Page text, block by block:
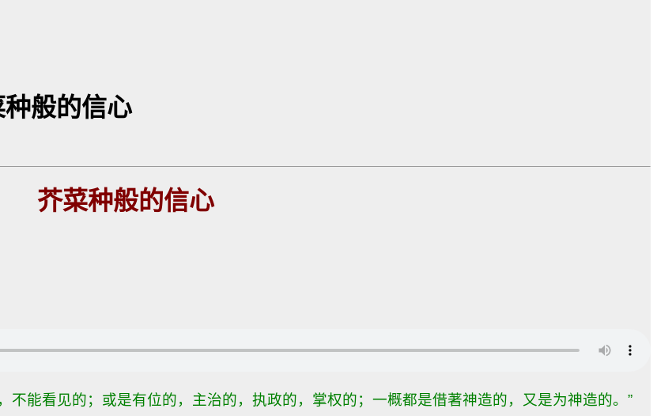
般的信心
芥菜种般的信心
能看见的；或是有位的，主治的，执政的，掌权的；一概都是借著神造的，又是为神造的。”